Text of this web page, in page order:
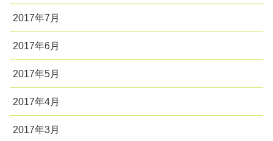
2017年7月
2017年6月
2017年5月
2017年4月
2017年3月